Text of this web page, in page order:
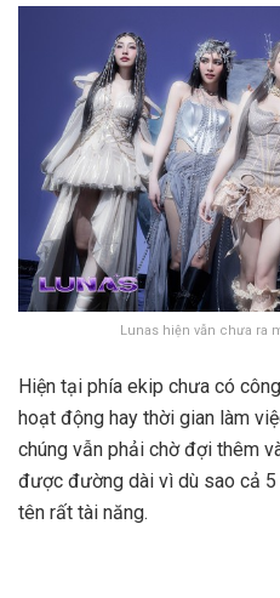
Lunas hiện vẫn chưa ra
Hiện tại phía ekip chưa có
hoạt động hay thời gian làm
chúng vẫn phải chờ đợi thêm
được đường dài vì dù sao cả 5
tên rất tài năng.